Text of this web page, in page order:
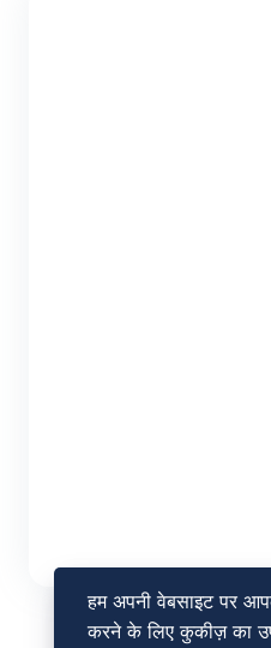
हम अपनी वेबसाइट पर
करने के लिए कुकीज़ का